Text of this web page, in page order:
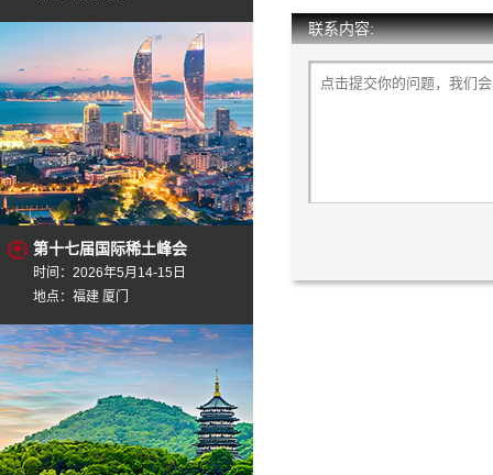
第十七届国际稀土峰会
时间：2026年5月14-15日
地点：福建 厦门
联系内容: